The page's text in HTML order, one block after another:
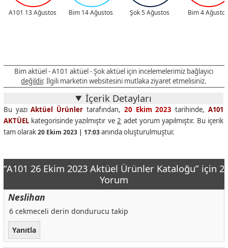
A101 13 Ağustos Bim 14 Ağustos Şok 5 Ağustos Bim 4 Ağustos
Bim aktüel - A101 aktüel - Şok aktüel için incelemelerimiz bağlayıcı
değildir. İlgili marketin websitesini mutlaka ziyaret etmelisiniz.
İçerik Detayları
Bu yazıAktüel Ürünler tarafından, 20 Ekim 2023 tarihinde,A101
AKTÜELkategorisinde yazılmıştır ve 2 adet yorum yapılmıştır. Bu içerik
tam olarak20 Ekim 2023 | 17:03anında oluşturulmuştur.
“A101 26 Ekim 2023 Aktüel Ürünler Kataloğu” için 2
Yorum
Neslihan
6 cekmeceli derin dondurucu takip
Yanıtla